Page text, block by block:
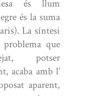
és llum
és la suma
La síntesi
que
potser
acaba amb l’
aparent,